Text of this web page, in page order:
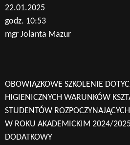
22.01.2025
godz. 10:53
mgr Jolanta Mazur
OBOWIĄZKOWE SZKOLENIE
HIGIENICZNYCH WARUNKÓW
STUDENTÓW
W ROKU AKADEMICKIM 2024/
DODATKOWY